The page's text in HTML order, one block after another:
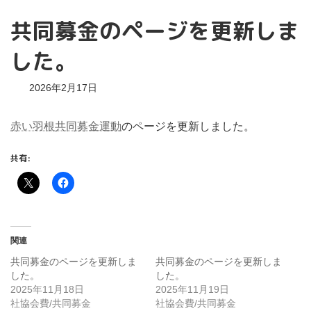
共同募金のページを更新しま
した。
2026年2月17日
赤い羽根共同募金運動のページを更新しました。
共有:
関連
共同募金のページを更新しま
した。
2025年11月18日
社協会費/共同募金
共同募金のページを更新しま
した。
2025年11月19日
社協会費/共同募金